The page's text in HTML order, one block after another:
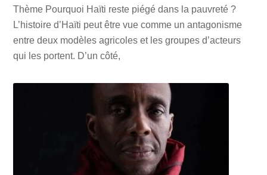
Thème Pourquoi Haïti reste piégé dans la pauvreté ?
L’histoire d’Haïti peut être vue comme un antagonisme
entre deux modèles agricoles et les groupes d’acteurs
qui les portent. D’un côté,